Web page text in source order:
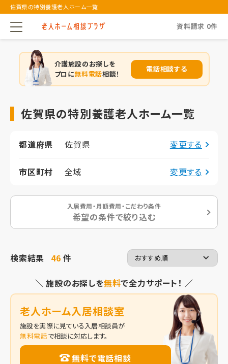
佐賀県の特別養護老人ホーム一覧
資料請求 0件
介護施設のお探しを
プロに無料電話相談！
電話相談する
佐賀県の特別養護老人ホーム一覧
都道府県 佐賀県 変更する
市区町村 全域 変更する
入居費用・月額費用・こだわり条件
希望の条件で絞り込む
検索結果 46件
＼ 施設のお探しを無料で全力サポート！ ／
老人ホーム入居相談室
施設を実際に見ている入居相談員が
無料電話で相談に対応します。
無料で電話相談